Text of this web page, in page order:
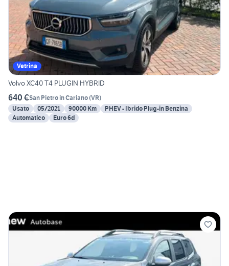
Vetrina
Volvo XC40 T4 PLUGIN HYBRID
640 €San Pietro in Cariano(VR)
Usato
05/2021 90000 Km
PHEV - Ibrido Plug-in Benzina
Automatico
Euro 6d